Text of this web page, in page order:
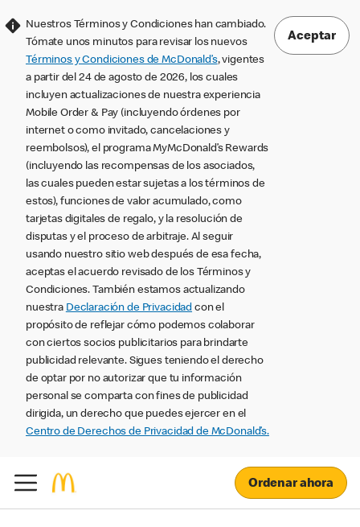
Nuestros Términos y Condiciones han cambiado.
Tómate unos minutos para revisar los nuevos
Términos y Condiciones de McDonald’s, vigentes
a partir del 24 de agosto de 2026, los cuales
incluyen actualizaciones de nuestra experiencia
Mobile Order & Pay (incluyendo órdenes por
internet o como invitado, cancelaciones y
reembolsos), el programa MyMcDonald’s Rewards
(incluyendo las recompensas de los asociados,
las cuales pueden estar sujetas a los términos de
estos), funciones de valor acumulado, como
tarjetas digitales de regalo, y la resolución de
disputas y el proceso de arbitraje. Al seguir
usando nuestro sitio web después de esa fecha,
aceptas el acuerdo revisado de los Términos y
Condiciones. También estamos actualizando
nuestra Declaración de Privacidad con el
propósito de reflejar cómo podemos colaborar
con ciertos socios publicitarios para brindarte
publicidad relevante. Sigues teniendo el derecho
de optar por no autorizar que tu información
personal se comparta con fines de publicidad
dirigida, un derecho que puedes ejercer en el
Centro de Derechos de Privacidad de McDonald’s.
Aceptar
Ordenar ahora